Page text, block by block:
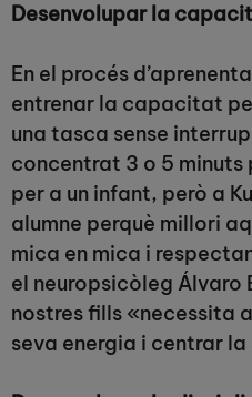
Desenvolupar la
En el procés
entrenar la capacitat
una tasca sense
concentrat 3 o 5 minuts
per a un infant, però a
alumne perquè millori
mica en mica i
el neuropsicòleg Álvaro
nostres fills «necessita
seva energia i centrar